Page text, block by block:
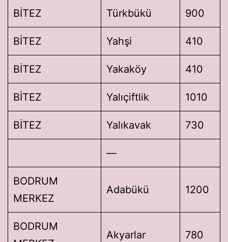
BİTEZ Türkbükü 900
BİTEZ Yahşi 410
BİTEZ Yakaköy 410
BİTEZ Yalıçiftlik 1010
BİTEZ Yalıkavak 730
—
BODRUM
MERKEZ
Adabükü 1200
BODRUM
Akyarlar 780